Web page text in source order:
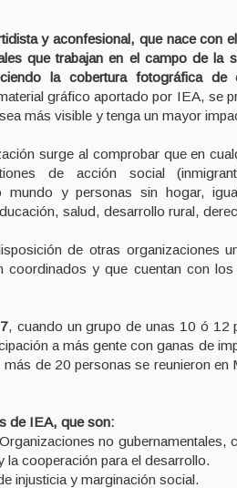
y aconfesional, que nace con
que trabajan en el campo de la
la cobertura fotográfica de
gráfico aportado por IEA, se
más visible y tenga un mayor
surge al comprobar que en
de acción social
mundo y personas sin hogar,
salud, desarrollo rural,
de otras organizaciones
coordinados y que cuentan con
, cuando un grupo de unas 10 ó 12
a más gente con ganas de
de 20 personas se reunieron en
de IEA, que son:
no gubernamentales,
la cooperación para el desarrollo.
injusticia y marginación social.